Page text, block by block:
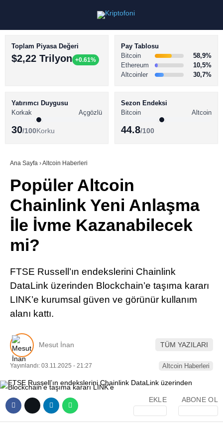
TikTok
Telegram
BİTCOİN HABERLERİ
ALTCOİN HABERLERİ
SÖZLÜK
Toplam Piyasa Değeri
$2,22 Trilyon +0.61%
Pay Tablosu
Bitcoin
58,9%
Ethereum
10,5%
Altcoinler
30,7%
Yatırımcı Duygusu
Korkak
Açgözlü
30/100Korku
Sezon Endeksi
Bitcoin
Altcoin
44.8/100
Ana Sayfa ›Altcoin Haberleri
Popüler Altcoin
Chainlink Yeni Anlaşma
İle İvme Kazanabilecek
mi?
FTSE Russell’ın endekslerini Chainlink
DataLink üzerinden Blockchain’e taşıma kararı
LINK’e kurumsal güven ve görünür kullanım
alanı kattı.
Mesut İnan TÜM YAZILARI
Yayınlandı: 03.11.2025 - 21:27 Altcoin Haberleri
EKLE ABONE OL